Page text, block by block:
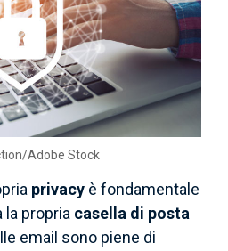
Adobe Stock
privacy è fondamentale
propria casella di posta
email sono piene di